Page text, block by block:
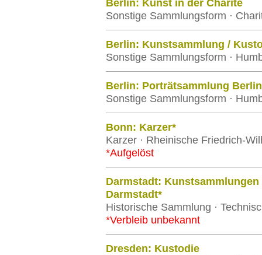
Berlin: Kunst in der Charité
Sonstige Sammlungsform ·
Berlin: Kunstsammlung /
Sonstige Sammlungsform ·
Berlin: Porträtsammlung
Sonstige Sammlungsform ·
Bonn: Karzer*
Karzer · Rheinische Friedrich-
*Aufgelöst
Darmstadt:
Darmstadt*
Historische Sammlung ·
*Verbleib unbekannt
Dresden: Kustodie